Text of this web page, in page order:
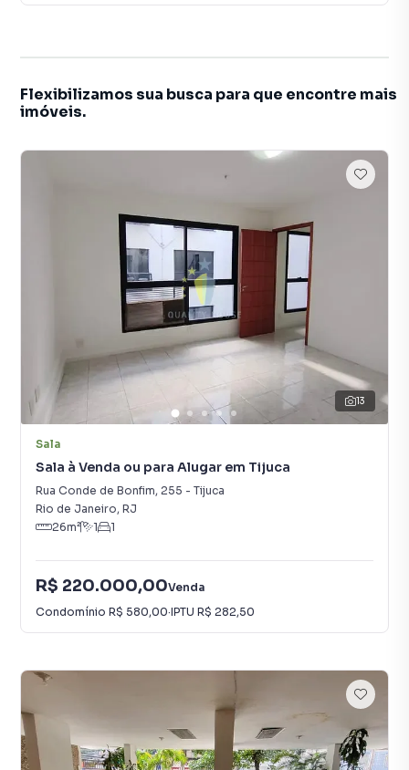
Flexibilizamos sua busca para que encontre mais
imóveis.
13
Sala
Sala à Venda ou para Alugar em Tijuca
Rua Conde de Bonfim, 255 - Tijuca
Rio de Janeiro, RJ
26m² 1 1
R$ 220.000,00Venda
Condomínio R$ 580,00·IPTU R$ 282,50